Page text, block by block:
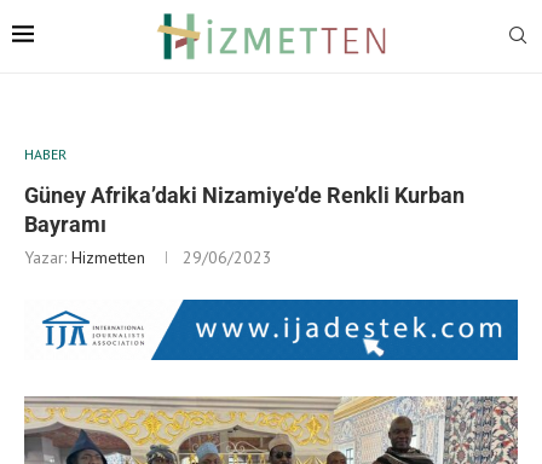
HABER
Güney Afrika’daki Nizamiye’de Renkli Kurban
Bayramı
Yazar: Hizmetten 29/06/2023